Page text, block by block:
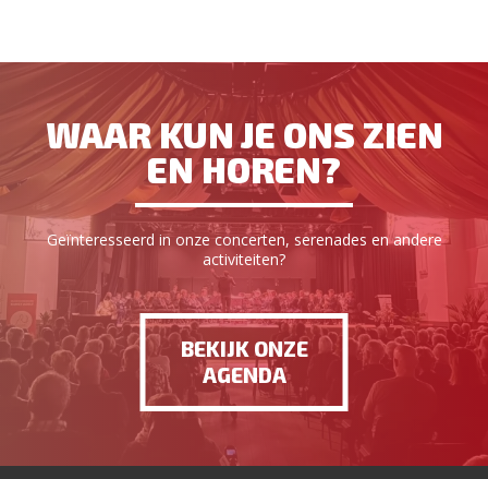
WAAR KUN JE ONS ZIEN
EN HOREN?
Geïnteresseerd in onze concerten, serenades en andere
activiteiten?
BEKIJK ONZE
AGENDA